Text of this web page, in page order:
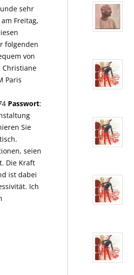
sehr
Freitag,
folgenden
von
Christiane
Paris
Passwort:
Sie
seien
Die Kraft
ist dabei
Ich